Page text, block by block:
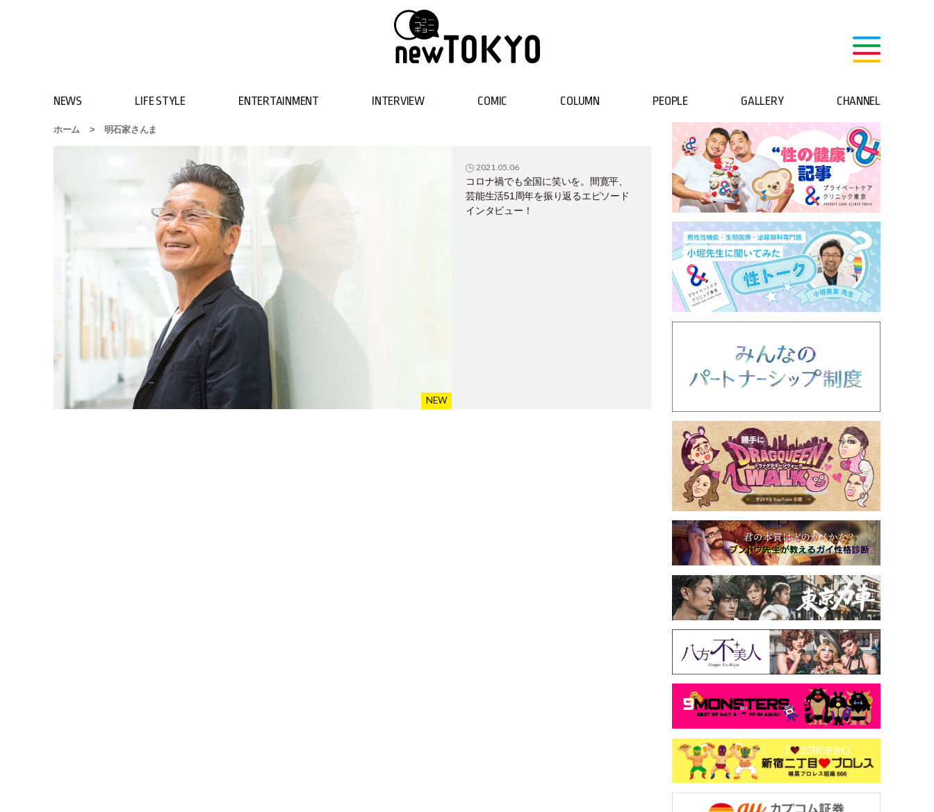
NEWS LIFE STYLE ENTERTAINMENT INTERVIEW COMIC COLUMN PEOPLE GALLERY CHANNEL
ホーム > 明石家さんま
2021.05.06
コロナ禍でも全国に笑いを。間寛平、
芸能生活51周年を振り返るエピソード
インタビュー！